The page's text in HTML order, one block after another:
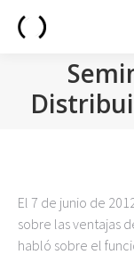
El 7 de junio de
sobre las ventajas
habló sobre el